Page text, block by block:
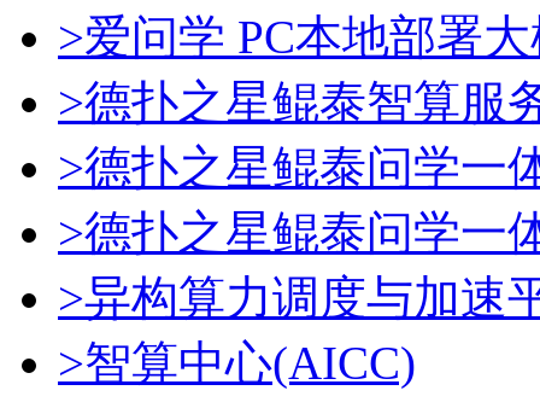
>爱问学 PC本地部署
>德扑之星鲲泰智算服
>德扑之星鲲泰问学一
>德扑之星鲲泰问学一
>异构算力调度与加速
>智算中心(AICC)